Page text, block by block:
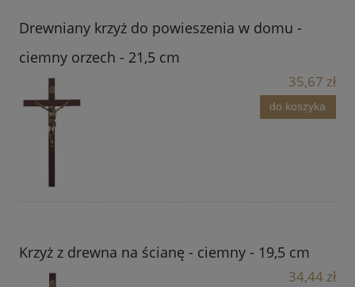
Drewniany krzyż do powieszenia w domu -
ciemny orzech - 21,5 cm
35,67 zł
do koszyka
Krzyż z drewna na ścianę - ciemny - 19,5 cm
34,44 zł